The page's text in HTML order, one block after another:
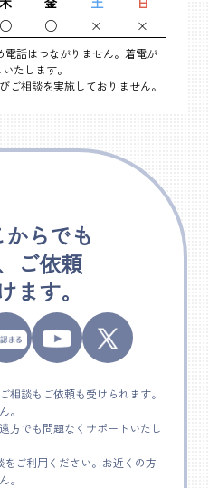
○ ○ × ×
電話はつながりません。着電が
たします。
ご相談を実施しておりません。
らでも
ご依頼
ます。
相談もご依頼も受けられます。
。
方でも問題なくサポートいたし
ご利用ください。お近くの方
。